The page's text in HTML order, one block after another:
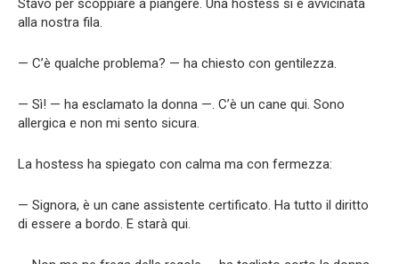
Stavo per scoppiare a piangere. Una hostess si è avvicinata
alla nostra fila.
— C’è qualche problema? — ha chiesto con gentilezza.
— Sì! — ha esclamato la donna —. C’è un cane qui. Sono
allergica e non mi sento sicura.
La hostess ha spiegato con calma ma con fermezza:
— Signora, è un cane assistente certificato. Ha tutto il diritto
di essere a bordo. E starà qui.